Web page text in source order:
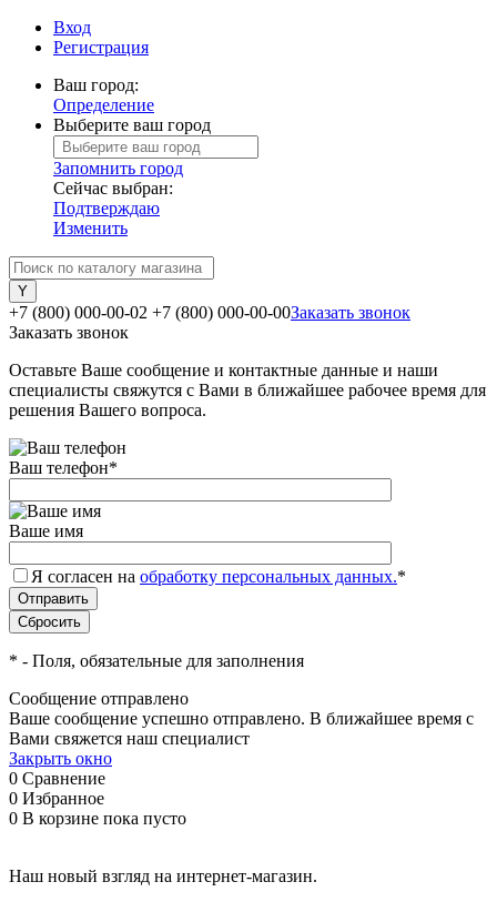
Вход
Регистрация
Ваш город:
Определение
Выберите ваш город
Запомнить город
Сейчас выбран:
Подтверждаю
Изменить
+7 (800) 000-00-02 +7 (800) 000-00-00Заказать звонок
Заказать звонок
Оставьте Ваше сообщение и контактные данные и наши
специалисты свяжутся с Вами в ближайшее рабочее время для
решения Вашего вопроса.
Ваш телефон*
Ваше имя
Я согласен на обработку персональных данных.*
* - Поля, обязательные для заполнения
Сообщение отправлено
Ваше сообщение успешно отправлено. В ближайшее время с
Вами свяжется наш специалист
Закрыть окно
0 Сравнение
0 Избранное
0 В корзине пока пусто
Наш новый взгляд на интернет-магазин.